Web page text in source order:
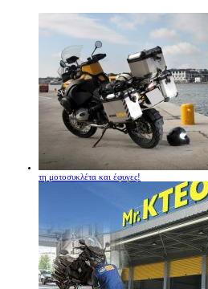
τη μοτοσυκλέτα και έφυγες!